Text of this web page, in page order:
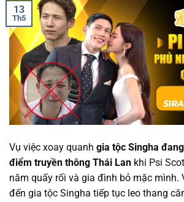
13
Th5
Vụ việc xoay quanh gia tộc Singha
điểm truyền thông Thái Lan khi Psi
năm quấy rối và gia đình bỏ mặc mình.
đến gia tộc Singha tiếp tục leo thang